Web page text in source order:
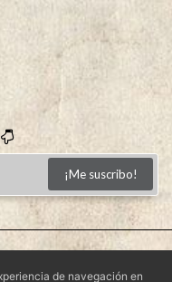
¡Me suscribo!
de navegación en